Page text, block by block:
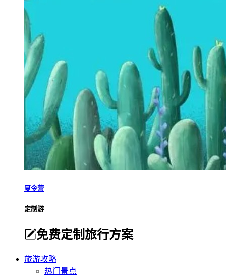
夏令营
定制游
免费定制旅行方案
旅游攻略
热门景点